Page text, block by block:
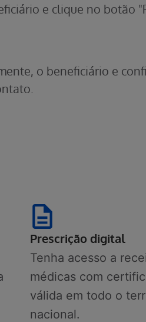
e clique no botão
o beneficiário e
Prescrição digital
Tenha acesso a
médicas com
válida em todo o
nacional.